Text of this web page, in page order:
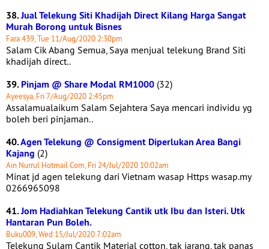
38.Jual Telekung Siti Khadijah Direct Kilang Harga Sangat
Murah Borong untuk Bisnes
Fara 439, Tue 11/Aug/2020 2:30pm
Salam Cik Abang Semua, Saya menjual telekung Brand Siti
khadijah direct..
39.Pinjam @ Share Modal RM1000 (32)
Ayeesya, Fri 7/Aug/2020 2:45pm
Assalamualaikum Salam Sejahtera Saya mencari individu yg
boleh beri pinjaman..
40.Agen Telekung @ Consigment Diperlukan Area Bangi
Kajang (2)
Ain Nurrul Hotmail Com, Fri 24/Jul/2020 10:02am
Minat jd agen telekung dari Vietnam wasap Https wasap.my
0266965098
41.Jom Hadiahkan Telekung Cantik utk Ibu dan Isteri. Utk
Hantaran Pun Boleh.
Buku009, Wed 15/Jul/2020 7:02am
Telekung Sulam Cantik Material cotton, tak jarang, tak panas